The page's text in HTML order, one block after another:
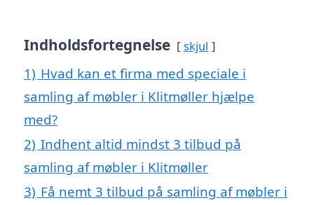
Indholdsfortegnelse skjul
1) Hvad kan et firma med speciale i
samling af møbler i Klitmøller hjælpe
med?
2) Indhent altid mindst 3 tilbud på
samling af møbler i Klitmøller
3) Få nemt 3 tilbud på samling af møbler i